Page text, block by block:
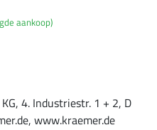
aankoop)
4. Industriestr. 1 + 2, D
www.kraemer.de